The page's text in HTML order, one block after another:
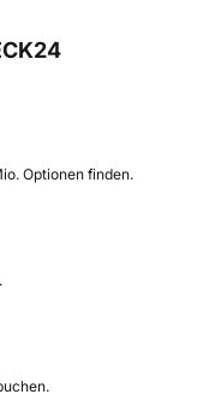
Optionen finden.